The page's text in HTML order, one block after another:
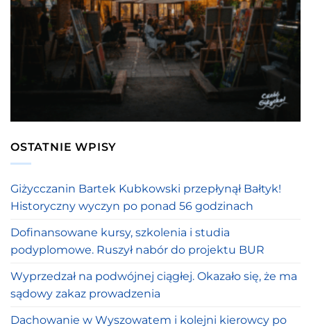
OSTATNIE WPISY
Giżycczanin Bartek Kubkowski przepłynął Bałtyk!
Historyczny wyczyn po ponad 56 godzinach
Dofinansowane kursy, szkolenia i studia
podyplomowe. Ruszył nabór do projektu BUR
Wyprzedzał na podwójnej ciągłej. Okazało się, że ma
sądowy zakaz prowadzenia
Dachowanie w Wyszowatem i kolejni kierowcy po